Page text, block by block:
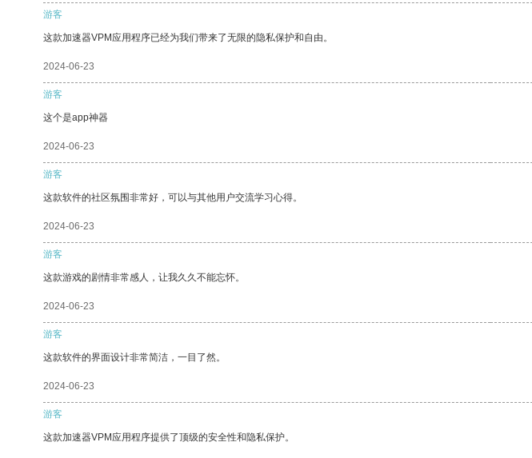
游客
这款加速器VPM应用程序已经为我们带来了无限的隐私保护和自由。
2024-06-23
游客
这个是app神器
2024-06-23
游客
这款软件的社区氛围非常好，可以与其他用户交流学习心得。
2024-06-23
游客
这款游戏的剧情非常感人，让我久久不能忘怀。
2024-06-23
游客
这款软件的界面设计非常简洁，一目了然。
2024-06-23
游客
这款加速器VPM应用程序提供了顶级的安全性和隐私保护。